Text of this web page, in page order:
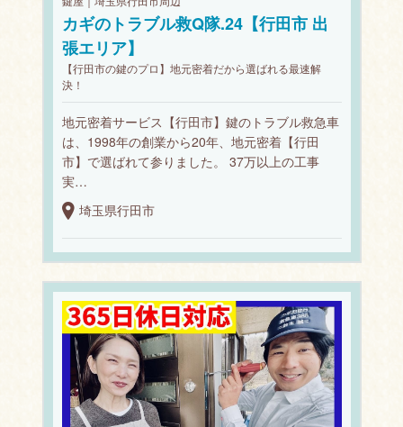
カギのトラブル救Q隊.24【行田市 出
張エリア】
【行田市の鍵のプロ】地元密着だから選ばれる最速解
決！
地元密着サービス【行田市】鍵のトラブル救急車
は、1998年の創業から20年、地元密着【行田
市】で選ばれて参りました。 37万以上の工事
実…
埼玉県行田市